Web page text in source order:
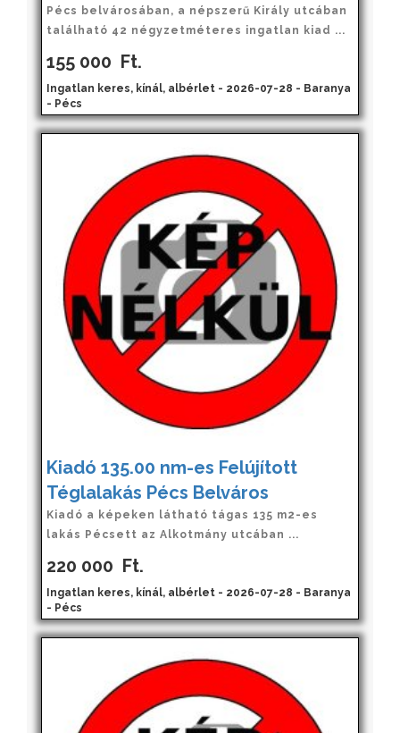
Pécs belvárosában, a népszerű Király utcában
található 42 négyzetméteres ingatlan kiad ...
155 000 Ft.
Ingatlan keres, kínál, albérlet - 2026-07-28 - Baranya
- Pécs
Kiadó 135.00 nm-es Felújított
Téglalakás Pécs Belváros
Kiadó a képeken látható tágas 135 m2-es
lakás Pécsett az Alkotmány utcában ...
220 000 Ft.
Ingatlan keres, kínál, albérlet - 2026-07-28 - Baranya
- Pécs